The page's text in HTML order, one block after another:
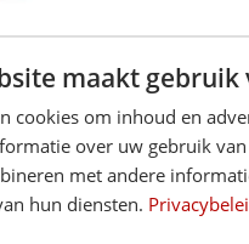
e uit
maakt gebruik
cookies om inhoud en
over uw gebruik
met andere
hun diensten.